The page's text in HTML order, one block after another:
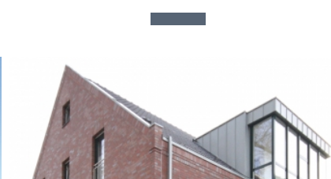
WOHN- UND